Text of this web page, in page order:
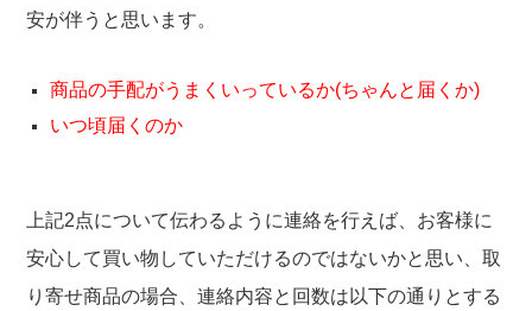
安が伴うと思います。
商品の手配がうまくいっているか(ちゃんと届くか)
いつ頃届くのか
上記2点について伝わるように連絡を行えば、お客様に
安心して買い物していただけるのではないかと思い、取
り寄せ商品の場合、連絡内容と回数は以下の通りとする